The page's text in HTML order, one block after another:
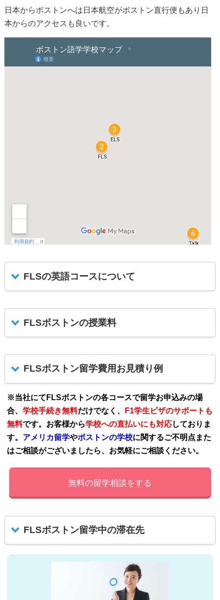
日本からボストンへは日本航空がボストン直行便もあり日
本からのアクセスも良いです。
FLSの英語コースについて
FLSボストンの授業料
FLSボストン留学費用お見積り例
※当社にてFLSボストンの各コースで留学お申込みの場
合、 学校手続き無料だけでなく、
F1学生ビザのサポートも
無料です。お客様から学校への直払いにも対応しておりま
す。 アメリカ留学やボストンの学校に関するご不明点また
はご相談がございましたら、お気軽にご相談ください。
無料の留学相談をする
FLSボストン留学中の滞在先